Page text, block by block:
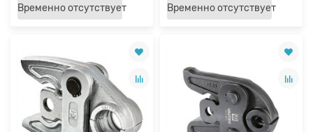
Временно отсутствует Временно отсутствует